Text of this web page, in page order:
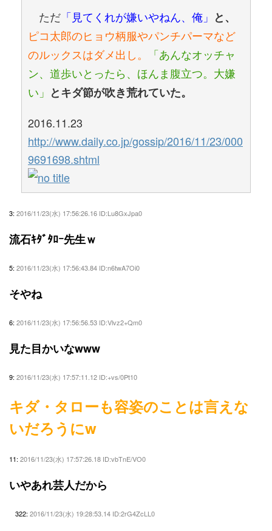
ただ 「見てくれが嫌いやねん、俺」 と、
ピコ太郎のヒョウ柄服やパンチパーマなど
のルックスはダメ出し。
「あんなオッチャ
ン、道歩いとったら、ほんま腹立つ。大嫌
い」 とキダ節が吹き荒れていた。
2016.11.23
http://www.daily.co.jp/gossip/2016/11/23/000
9691698.shtml
3: 2016/11/23(水) 17:56:26.16 ID:Lu8GxJpa0
流石ｷﾀﾞﾀﾛｰ先生ｗ
5: 2016/11/23(水) 17:56:43.84 ID:n6twA7Oi0
そやね
6: 2016/11/23(水) 17:56:56.53 ID:Vlvz2+Qm0
見た目かいなwww
9: 2016/11/23(水) 17:57:11.12 ID:+vs/0Pt10
キダ・タローも容姿のことは言えな
いだろうにw
11: 2016/11/23(水) 17:57:26.18 ID:vbTnE/VO0
いやあれ芸人だから
322: 2016/11/23(水) 19:28:53.14 ID:2rG4ZcLL0